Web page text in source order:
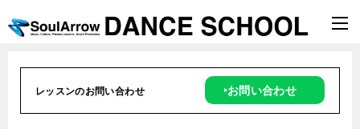
レッスンのお問い合わせ ‣お問い合わせ